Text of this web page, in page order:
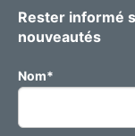
Rester informé
nouveautés
Nom*